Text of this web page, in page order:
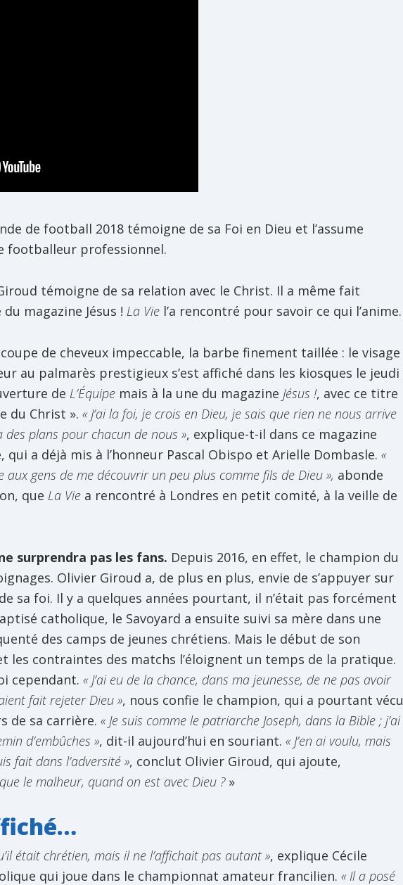
de football 2018 témoigne de sa Foi en Dieu et l’assume
footballeur professionnel.
témoigne de sa relation avec le Christ. Il a même fait
magazine Jésus ! La Vie l’a rencontré pour savoir ce qui l’anime.
de cheveux impeccable, la barbe finement taillée : le visage
au palmarès prestigieux s’est affiché dans les kiosques le jeudi
de L’Équipe mais à la une du magazine Jésus !, avec ce titre
du Christ ». « J’ai la foi, je crois en Dieu, je sais que rien ne nous arrive
des plans pour chacun de nous », explique-t-il dans ce magazine
a déjà mis à l’honneur Pascal Obispo et Arielle Dombasle. «
aux gens de me découvrir un peu plus comme fils de Dieu », abonde
que La Vie a rencontré à Londres en petit comité, à la veille de
surprendra pas les fans. Depuis 2016, en effet, le champion du
Olivier Giroud a, de plus en plus, envie de s’appuyer sur
sa foi. Il y a quelques années pourtant, il n’était pas forcément
catholique, le Savoyard a ensuite suivi sa mère dans une
des camps de jeunes chrétiens. Mais le début de son
les contraintes des matchs l’éloignent un temps de la pratique.
cependant. « J’ai eu de la chance, dans ma jeunesse, de ne pas avoir
fait rejeter Dieu », nous confie le champion, qui a pourtant vécu
de sa carrière. « Je suis comme le patriarche Joseph, dans la Bible ; j’ai
d’embûches », dit-il aujourd’hui en souriant. « J’en ai voulu, mais
fait dans l’adversité », conclut Olivier Giroud, qui ajoute,
que le malheur, quand on est avec Dieu ? »
était chrétien, mais il ne l’affichait pas autant », explique Cécile
qui joue dans le championnat amateur francilien. « Il a posé